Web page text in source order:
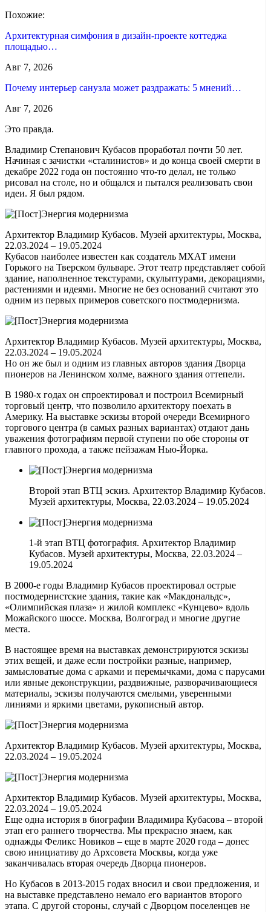
Похожие:
Архитектурная симфония в дизайн-проекте коттеджа
площадью…
Авг 7, 2026
Почему интерьер санузла может раздражать: 5 мнений…
Авг 7, 2026
Это правда.
Владимир Степанович Кубасов проработал почти 50 лет.
Начиная с зачистки «сталинистов» и до конца своей смерти в
декабре 2022 года он постоянно что-то делал, не только
рисовал на столе, но и общался и пытался реализовать свои
идеи. Я был рядом.
Архитектор Владимир Кубасов. Музей архитектуры, Москва,
22.03.2024 – 19.05.2024
Кубасов наиболее известен как создатель МХАТ имени
Горького на Тверском бульваре. Этот театр представляет собой
здание, наполненное текстурами, скульптурами, декорациями,
растениями и идеями. Многие не без оснований считают это
одним из первых примеров советского постмодернизма.
Архитектор Владимир Кубасов. Музей архитектуры, Москва,
22.03.2024 – 19.05.2024
Но он же был и одним из главных авторов здания Дворца
пионеров на Ленинском холме, важного здания оттепели.
В 1980-х годах он спроектировал и построил Всемирный
торговый центр, что позволило архитектору поехать в
Америку. На выставке эскизы второй очереди Всемирного
торгового центра (в самых разных вариантах) отдают дань
уважения фотографиям первой ступени по обе стороны от
главного прохода, а также пейзажам Нью-Йорка.
Второй этап ВТЦ эскиз. Архитектор Владимир Кубасов.
Музей архитектуры, Москва, 22.03.2024 – 19.05.2024
1-й этап ВТЦ фотография. Архитектор Владимир
Кубасов. Музей архитектуры, Москва, 22.03.2024 –
19.05.2024
В 2000-е годы Владимир Кубасов проектировал острые
постмодернистские здания, такие как «Макдональдс»,
«Олимпийская плаза» и жилой комплекс «Кунцево» вдоль
Можайского шоссе. Москва, Волгоград и многие другие
места.
В настоящее время на выставках демонстрируются эскизы
этих вещей, и даже если постройки разные, например,
замысловатые дома с арками и перемычками, дома с парусами
или явные деконструкции, раздвижные, разворачивающиеся
материалы, эскизы получаются смелыми, уверенными
линиями и яркими цветами, рукописный автор.
Архитектор Владимир Кубасов. Музей архитектуры, Москва,
22.03.2024 – 19.05.2024
Архитектор Владимир Кубасов. Музей архитектуры, Москва,
22.03.2024 – 19.05.2024
Еще одна история в биографии Владимира Кубасова – второй
этап его раннего творчества. Мы прекрасно знаем, как
однажды Феликс Новиков – еще в марте 2020 года – донес
свою инициативу до Архсовета Москвы, когда уже
заканчивалась вторая очередь Дворца пионеров.
Но Кубасов в 2013-2015 годах вносил и свои предложения, и
на выставке представлено немало его вариантов второго
этапа. С другой стороны, случай с Дворцом поселенцев не